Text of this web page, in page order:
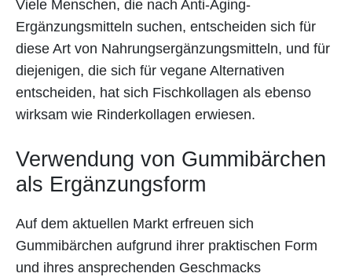
Viele Menschen, die nach Anti-Aging-
Ergänzungsmitteln suchen, entscheiden sich für
diese Art von Nahrungsergänzungsmitteln, und für
diejenigen, die sich für vegane Alternativen
entscheiden, hat sich Fischkollagen als ebenso
wirksam wie Rinderkollagen erwiesen.
Verwendung von Gummibärchen
als Ergänzungsform
Auf dem aktuellen Markt erfreuen sich
Gummibärchen aufgrund ihrer praktischen Form
und ihres ansprechenden Geschmacks